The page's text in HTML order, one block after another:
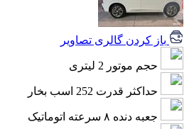
باز کردن گالری تصاویر
حجم موتور 2 لیتری
حداکثر قدرت 252 اسب بخار
جعبه دنده ۸ سرعته اتوماتیک